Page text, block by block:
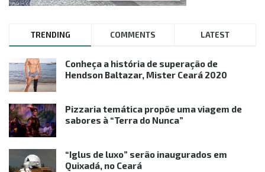
TRENDING COMMENTS LATEST
Conheça a história de superação de
Hendson Baltazar, Mister Ceará 2020
Pizzaria temática propõe uma viagem de
sabores à “Terra do Nunca”
“Iglus de luxo” serão inaugurados em
Quixadá, no Ceará